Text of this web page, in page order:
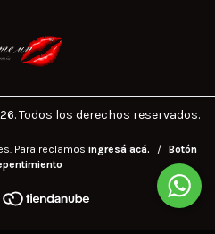
Todos los derechos reservados.
Para reclamos ingresá acá. /
Botón